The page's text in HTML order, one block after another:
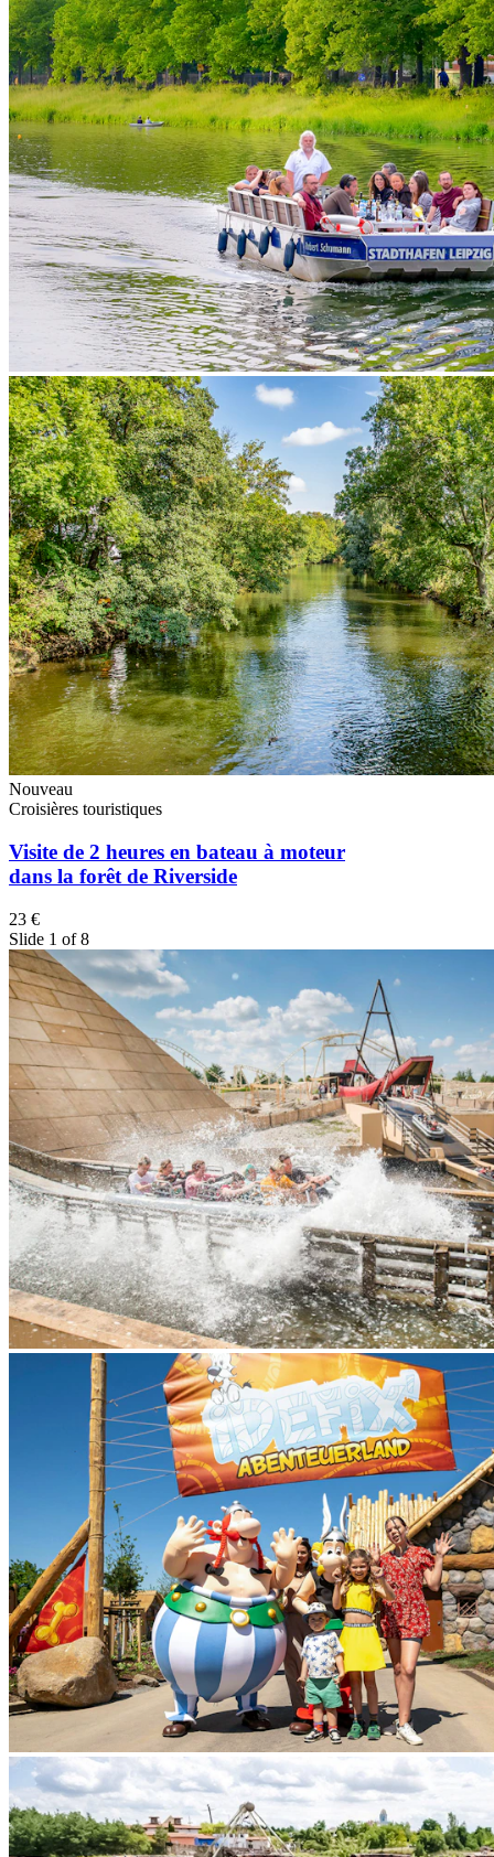
Nouveau
Croisières touristiques
Visite de 2 heures en bateau à moteur
dans la forêt de Riverside
23 €
Slide 1 of 8